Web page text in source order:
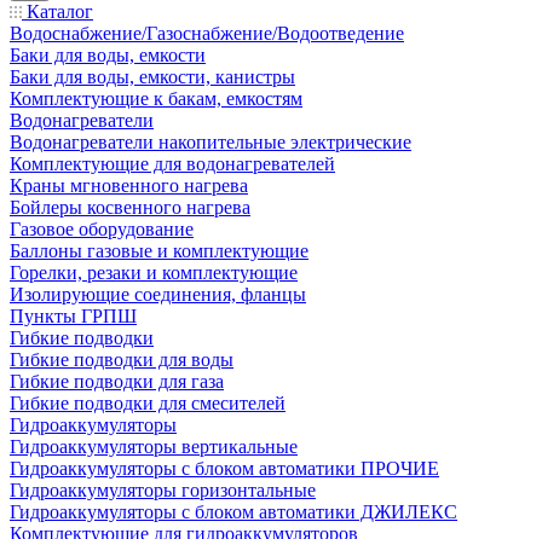
Каталог
Водоснабжение/Газоснабжение/Водоотведение
Баки для воды, емкости
Баки для воды, емкости, канистры
Комплектующие к бакам, емкостям
Водонагреватели
Водонагреватели накопительные электрические
Комплектующие для водонагревателей
Краны мгновенного нагрева
Бойлеры косвенного нагрева
Газовое оборудование
Баллоны газовые и комплектующие
Горелки, резаки и комплектующие
Изолирующие соединения, фланцы
Пункты ГРПШ
Гибкие подводки
Гибкие подводки для воды
Гибкие подводки для газа
Гибкие подводки для смесителей
Гидроаккумуляторы
Гидроаккумуляторы вертикальные
Гидроаккумуляторы с блоком автоматики ПРОЧИЕ
Гидроаккумуляторы горизонтальные
Гидроаккумуляторы с блоком автоматики ДЖИЛЕКС
Комплектующие для гидроаккумуляторов